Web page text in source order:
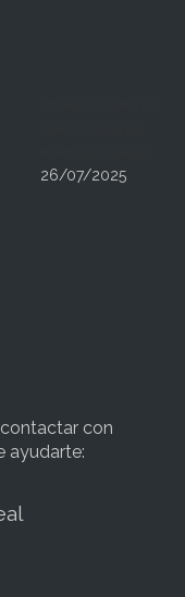
26/07/2025
con
ayudarte: